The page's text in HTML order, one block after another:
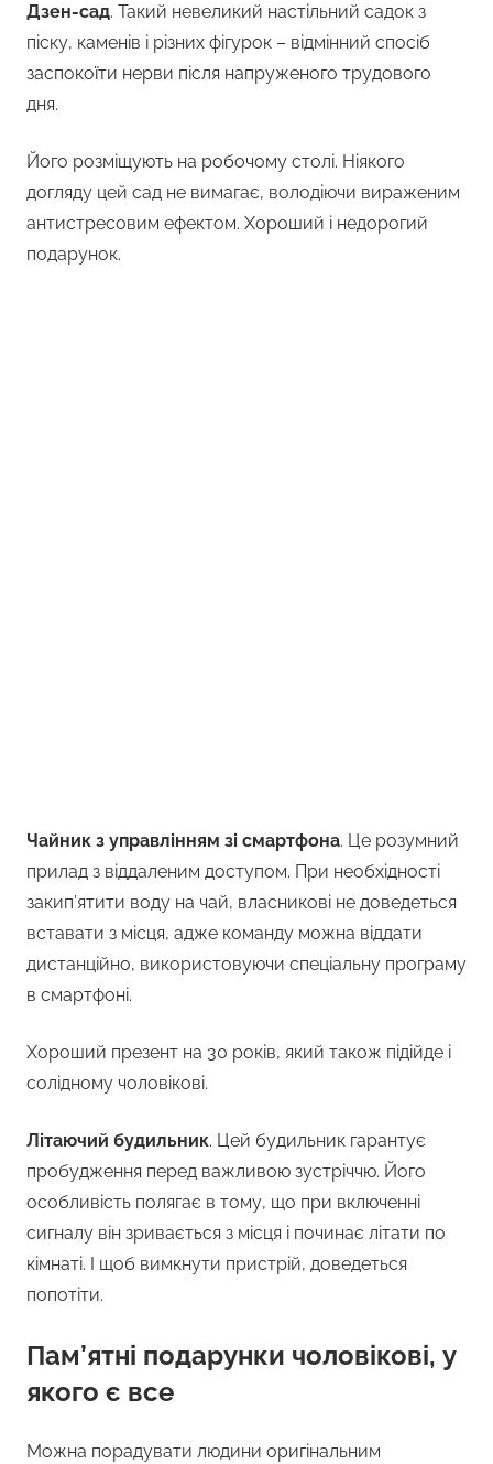
Дзен-сад. Такий невеликий настільний садок з
піску, каменів і різних фігурок – відмінний спосіб
заспокоїти нерви після напруженого трудового
дня.
Його розміщують на робочому столі. Ніякого
догляду цей сад не вимагає, володіючи вираженим
антистресовим ефектом. Хороший і недорогий
подарунок.
Чайник з управлінням зі смартфона. Це розумний
прилад з віддаленим доступом. При необхідності
закип’ятити воду на чай, власникові не доведеться
вставати з місця, адже команду можна віддати
дистанційно, використовуючи спеціальну програму
в смартфоні.
Хороший презент на 30 років, який також підійде і
солідному чоловікові.
Літаючий будильник. Цей будильник гарантує
пробудження перед важливою зустріччю. Його
особливість полягає в тому, що при включенні
сигналу він зривається з місця і починає літати по
кімнаті. І щоб вимкнути пристрій, доведеться
попотіти.
Пам’ятні подарунки чоловікові, у
якого є все
Можна порадувати людини оригінальним